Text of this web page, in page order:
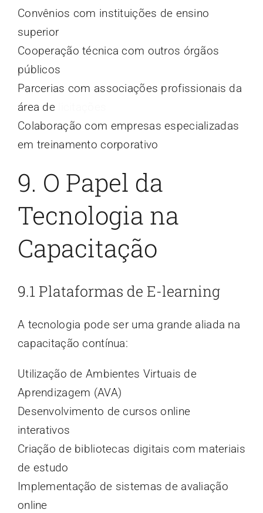
Convênios com instituições de ensino
superior
Cooperação técnica com outros órgãos
públicos
Parcerias com associações profissionais da
área de
Colaboração com empresas especializadas
em treinamento corporativo
9. O Papel da
Tecnologia na
Capacitação
9.1 Plataformas de E-learning
A tecnologia pode ser uma grande aliada na
capacitação contínua:
Utilização de Ambientes Virtuais de
Aprendizagem (AVA)
Desenvolvimento de cursos online
interativos
Criação de bibliotecas digitais com materiais
de estudo
Implementação de sistemas de avaliação
online